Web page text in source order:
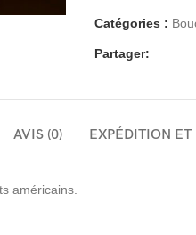
Catégories :
Partager:
AVIS (0) EXPÉDITION ET
américains.